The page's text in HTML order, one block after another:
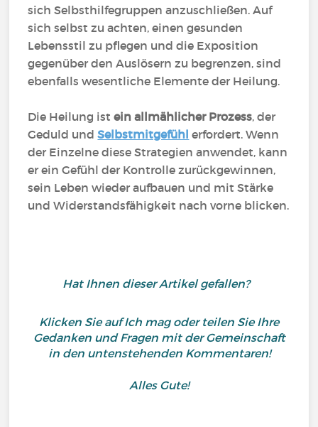
sich Selbsthilfegruppen anzuschließen. Auf
sich selbst zu achten, einen gesunden
Lebensstil zu pflegen und die Exposition
gegenüber den Auslösern zu begrenzen, sind
ebenfalls wesentliche Elemente der Heilung.
Die Heilung istein allmählicher Prozess, der
Geduld undSelbstmitgefühl erfordert. Wenn
der Einzelne diese Strategien anwendet, kann
er ein Gefühl der Kontrolle zurückgewinnen,
sein Leben wieder aufbauen und mit Stärke
und Widerstandsfähigkeit nach vorne blicken.
Hat Ihnen dieser Artikel gefallen?
Klicken Sie auf Ich mag oder teilen Sie Ihre
Gedanken und Fragen mit der Gemeinschaft
in den untenstehenden Kommentaren!
Alles Gute!